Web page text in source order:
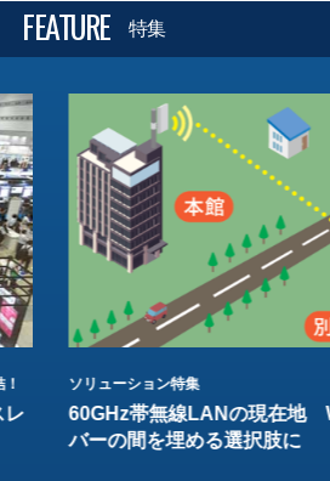
FEATURE 特集
レ
ソリューション特集
60GHz帯無線LANの現在地
バーの間を埋める選択肢に